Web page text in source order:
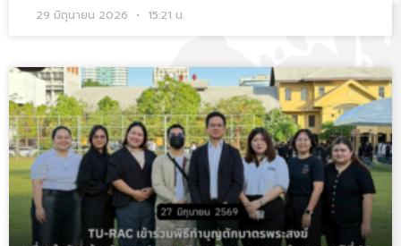
29 มิถุนายน 2026 15:21 น.